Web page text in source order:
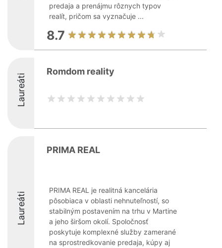
predaja a prenájmu rôznych typov
realít, pričom sa vyznačuje ...
8.7
Laureáti
Romdom reality
Laureáti
PRIMA REAL
PRIMA REAL je realitná kancelária
pôsobiaca v oblasti nehnuteľností, so
stabilným postavením na trhu v Martine
a jeho širšom okolí. Spoločnosť
poskytuje komplexné služby zamerané
na sprostredkovanie predaja, kúpy aj